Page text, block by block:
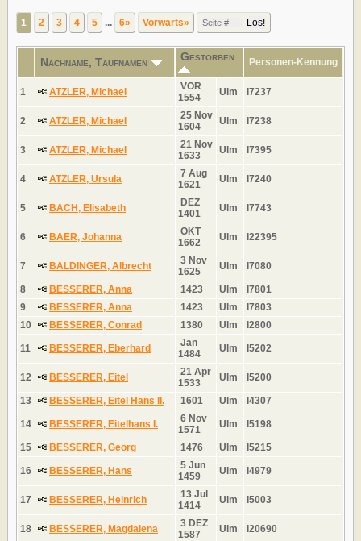
1 2 3 4 5 ... 6» Vorwärts»
Nachname, Taufnamen Gestorben Personen-Kennung
1 ATZLER, Michael
VOR
1554
Ulm I7237
2 ATZLER, Michael
25 Nov
1604
Ulm I7238
3 ATZLER, Michael
21 Nov
1633
Ulm I7395
4 ATZLER, Ursula
7 Aug
1621
Ulm I7240
5 BACH, Elisabeth
DEZ
1401
Ulm I7743
6 BAER, Johanna
OKT
1662
Ulm I22395
7 BALDINGER, Albrecht
3 Nov
1625
Ulm I7080
8 BESSERER, Anna 1423 Ulm
I7801
9
BESSERER, Anna 1423 Ulm
I7803
10
BESSERER, Conrad 1380 Ulm I2800
11 BESSERER, Eberhard
Jan
1484
Ulm I5202
12 BESSERER, Eitel
21 Apr
1533
Ulm I5200
13 BESSERER, Eitel Hans II. 1601 Ulm I4307
14 BESSERER, Eitelhans I.
6 Nov
1571
Ulm I5198
15 BESSERER, Georg 1476 Ulm I5215
16 BESSERER, Hans
5 Jun
1459
Ulm I4979
17 BESSERER, Heinrich
13 Jul
1414
Ulm I5003
18 BESSERER, Magdalena
3 DEZ
1587
Ulm I20690